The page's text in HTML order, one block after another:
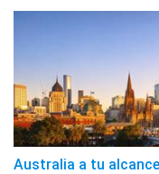
Australia a tu